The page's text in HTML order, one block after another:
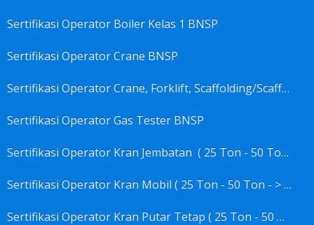
Sertifikasi Operator Boiler Kelas 1 BNSP
Sertifikasi Operator Crane BNSP
Sertifikasi Operator Crane, Forklift, Scaffolding/Scaffolder, Boiler, Rigger BNSP
Sertifikasi Operator Gas Tester BNSP
Sertifikasi Operator Kran Jembatan ( 25 Ton - 50 Ton - > 50 ) BNSP
Sertifikasi Operator Kran Mobil ( 25 Ton - 50 Ton - > 50 ) BNSP
Sertifikasi Operator Kran Putar Tetap ( 25 Ton - 50 Ton - > 50 ) BNSP